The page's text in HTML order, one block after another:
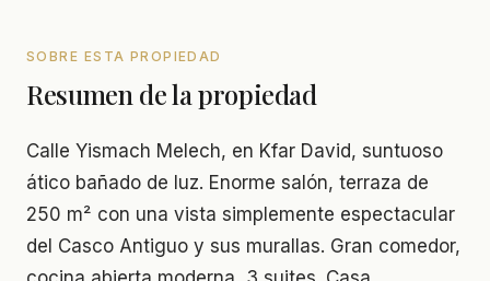
SOBRE ESTA PROPIEDAD
Resumen de la propiedad
Calle Yismach Melech, en Kfar David, suntuoso
ático bañado de luz. Enorme salón, terraza de
250 m² con una vista simplemente espectacular
del Casco Antiguo y sus murallas. Gran comedor,